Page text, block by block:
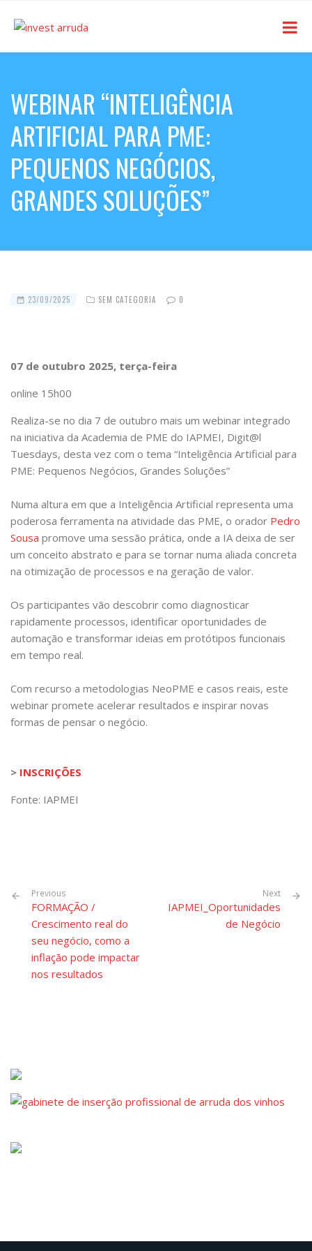
WEBINAR “INTELIGÊNCIA
ARTIFICIAL PARA PME:
PEQUENOS NEGÓCIOS,
GRANDES SOLUÇÕES”
23/09/2025 SEM CATEGORIA 0
07 de outubro 2025, terça-feira
online 15h00
Realiza-se no dia 7 de outubro mais um webinar integrado
na iniciativa da Academia de PME do IAPMEI, Digit@l
Tuesdays, desta vez com o tema “Inteligência Artificial para
PME: Pequenos Negócios, Grandes Soluções”
Numa altura em que a Inteligência Artificial representa uma
poderosa ferramenta na atividade das PME, o orador Pedro
Sousa promove uma sessão prática, onde a IA deixa de ser
um conceito abstrato e para se tornar numa aliada concreta
na otimização de processos e na geração de valor.
Os participantes vão descobrir como diagnosticar
rapidamente processos, identificar oportunidades de
automação e transformar ideias em protótipos funcionais
em tempo real.
Com recurso a metodologias NeoPME e casos reais, este
webinar promete acelerar resultados e inspirar novas
formas de pensar o negócio.
> INSCRIÇÕES
Fonte: IAPMEI
Previous
FORMAÇÃO /
Crescimento real do
seu negócio, como a
inflação pode impactar
nos resultados
Next
IAPMEI_Oportunidades
de Negócio